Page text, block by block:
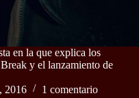
en la que explica los
y el lanzamiento de
2016 1 comentario